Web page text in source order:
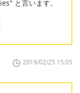
と言います。
2019/02/25 15:05